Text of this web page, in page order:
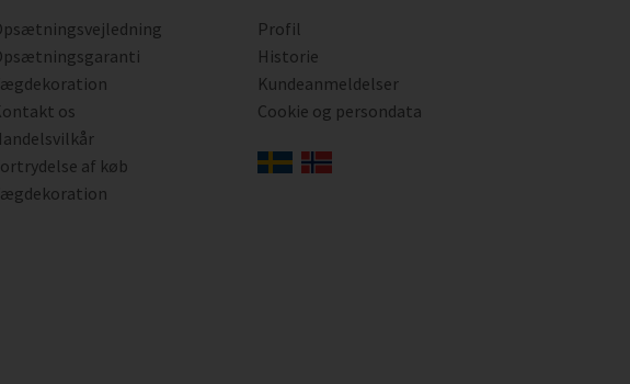
os
af køb
Profil
Historie
Kundeanmeldelser
Cookie og persondata